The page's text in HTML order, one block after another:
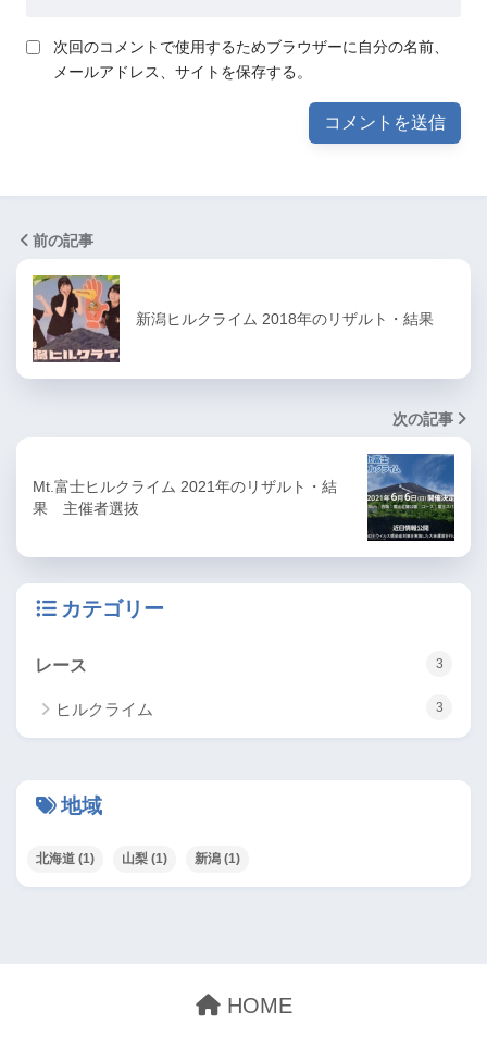
次回のコメントで使用するためブラウザーに自分の名前、
メールアドレス、サイトを保存する。
前の記事
新潟ヒルクライム 2018年のリザルト・結果
次の記事
Mt.富士ヒルクライム 2021年のリザルト・結
果 主催者選抜
カテゴリー
レース 3
ヒルクライム 3
地域
北海道 (1) 山梨 (1) 新潟 (1)
HOME